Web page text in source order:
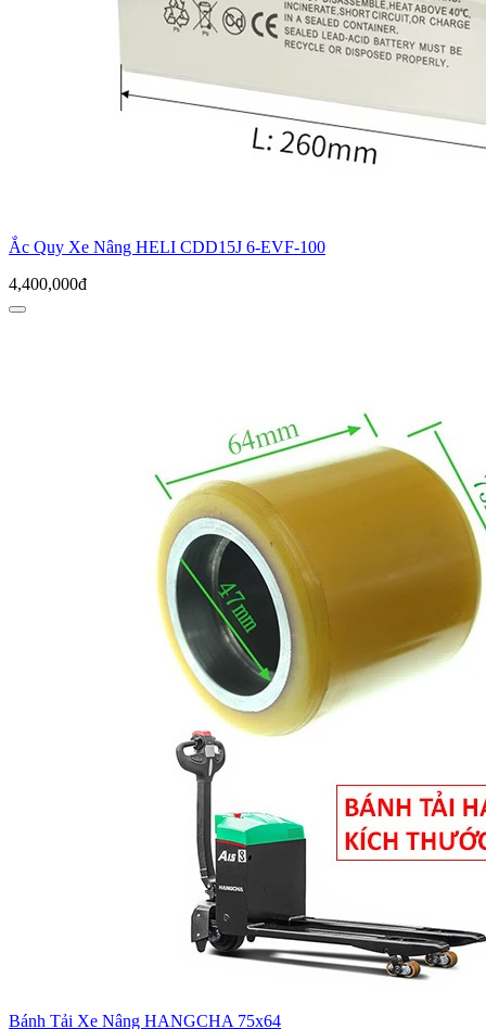
Ắc Quy Xe Nâng HELI CDD15J 6-EVF-100
4,400,000đ
Bánh Tải Xe Nâng HANGCHA 75x64